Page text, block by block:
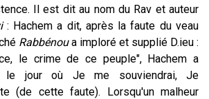
Il est dit au nom du Rav et auteur
: Hachem a dit, après la faute du veau
Rabbénoua imploré et supplié D.ieu :
le crime de ce peuple", Hachem a
le jour où Je me souviendrai, Je
(de cette faute). Lorsqu'un malheur